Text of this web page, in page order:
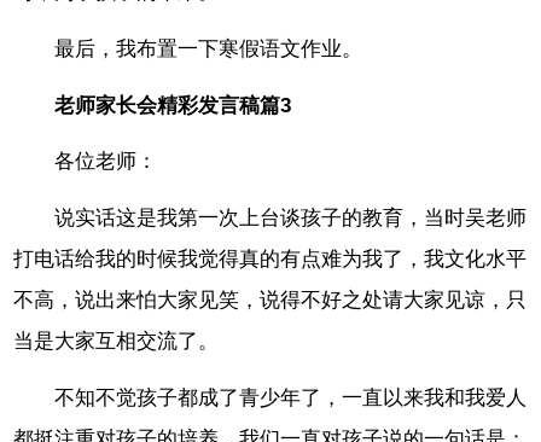
最后，我布置一下寒假语文作业。
老师家长会精彩发言稿篇3
各位老师：
说实话这是我第一次上台谈孩子的教育，当时吴老师
打电话给我的时候我觉得真的有点难为我了，我文化水平
不高，说出来怕大家见笑，说得不好之处请大家见谅，只
当是大家互相交流了。
不知不觉孩子都成了青少年了，一直以来我和我爱人